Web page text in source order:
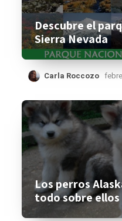
Descubre el
Sierra Nevada
Carla Roccozo
Los perros
todo sobre ellos